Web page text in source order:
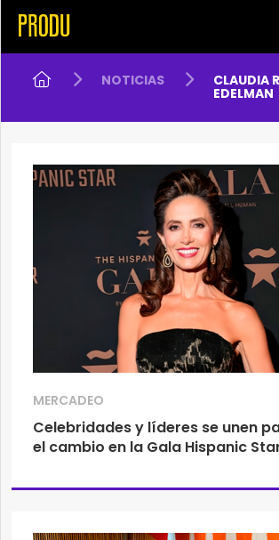
NOTICIAS CLAUDIA
EDELMAN
MERCADEO
Celebridades y líderes se unen
el cambio en la Gala Hispanic